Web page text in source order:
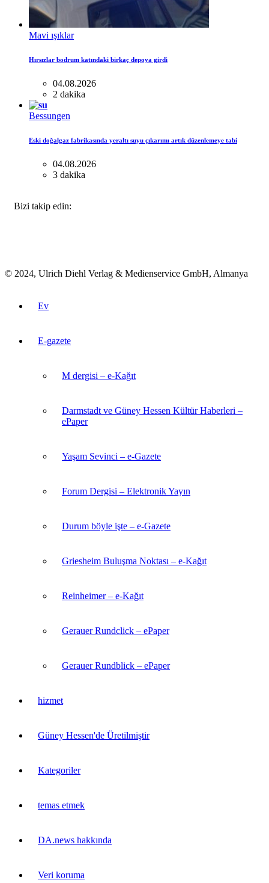
Mavi ışıklar
Hırsızlar bodrum katındaki birkaç depoya girdi
04.08.2026
2 dakika
Bessungen
Eski doğalgaz fabrikasında yeraltı suyu çıkarımı artık düzenlemeye tabi
04.08.2026
3 dakika
Bizi takip edin:
© 2024, Ulrich Diehl Verlag & Medienservice GmbH, Almanya
Ev
E-gazete
M dergisi – e-Kağıt
Darmstadt ve Güney Hessen Kültür Haberleri –
ePaper
Yaşam Sevinci – e-Gazete
Forum Dergisi – Elektronik Yayın
Durum böyle işte – e-Gazete
Griesheim Buluşma Noktası – e-Kağıt
Reinheimer – e-Kağıt
Gerauer Rundclick – ePaper
Gerauer Rundblick – ePaper
hizmet
Güney Hessen'de Üretilmiştir
Kategoriler
temas etmek
DA.news hakkında
Veri koruma